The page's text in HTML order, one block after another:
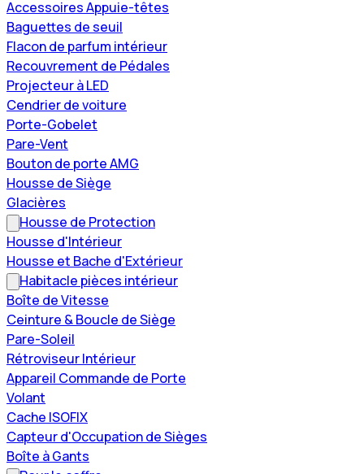
Accessoires Appuie-têtes
Baguettes de seuil
Flacon de parfum intérieur
Recouvrement de Pédales
Projecteur à LED
Cendrier de voiture
Porte-Gobelet
Pare-Vent
Bouton de porte AMG
Housse de Siège
Glacières
Housse de Protection
Housse d'Intérieur
Housse et Bache d'Extérieur
Habitacle pièces intérieur
Boîte de Vitesse
Ceinture & Boucle de Siège
Pare-Soleil
Rétroviseur Intérieur
Appareil Commande de Porte
Volant
Cache ISOFIX
Capteur d'Occupation de Sièges
Boîte à Gants